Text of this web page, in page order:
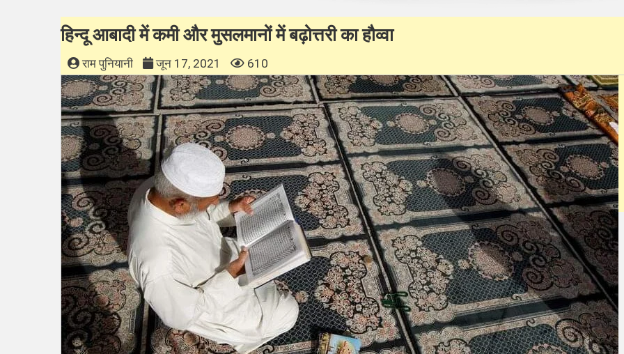
हिन्दू आबादी में कमी और मुसलमानों में बढ़ोत्तरी का हौव्वा
राम पुनियानी जून 17, 2021 610